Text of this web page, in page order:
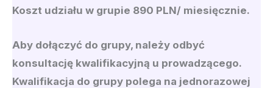
Koszt udziału w grupie 890 PLN/ miesięcznie.
Aby dołączyć do grupy, należy odbyć
konsultację kwalifikacyjną u prowadzącego.
Kwalifikacja do grupy polega na jednorazowej